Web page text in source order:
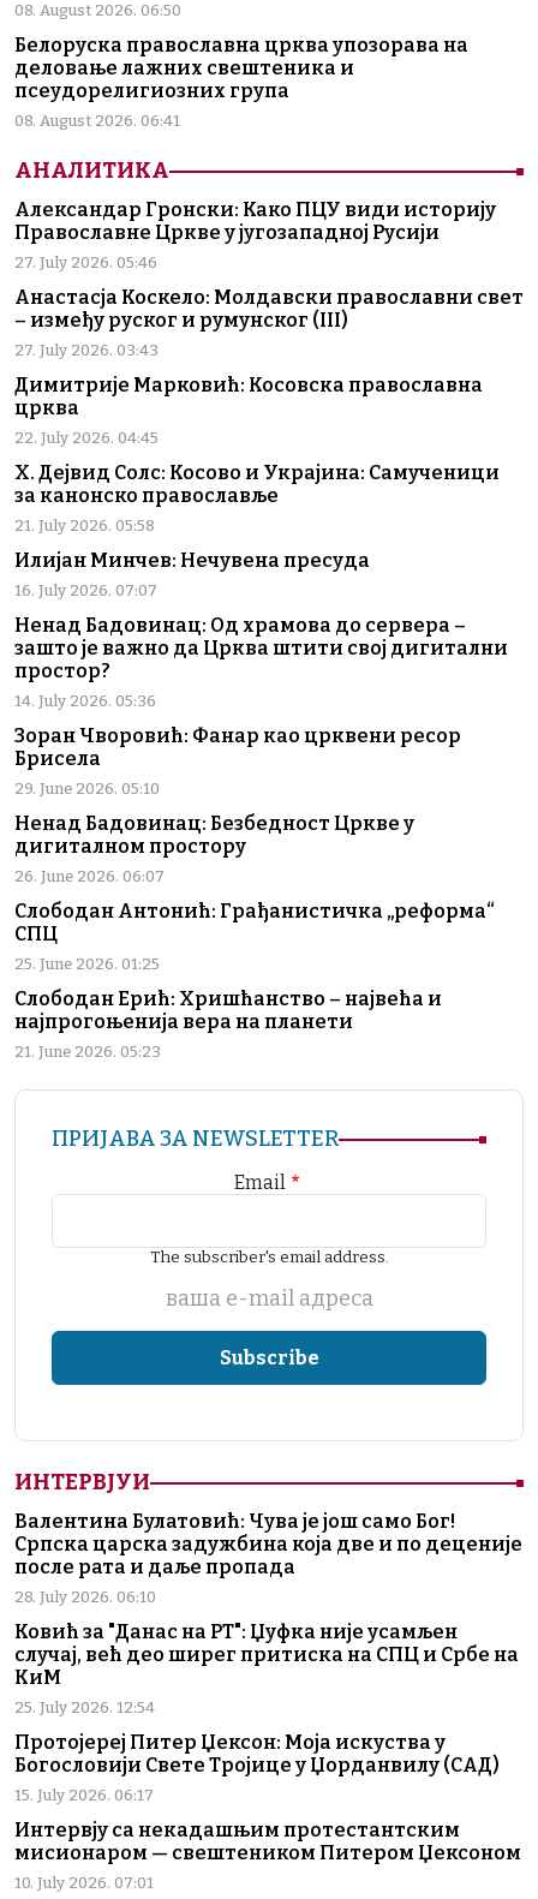
08. August 2026. 06:50
Белоруска православна црква упозорава на
деловање лажних свештеника и
псеудорелигиозних група
08. August 2026. 06:41
АНАЛИТИКА
Александар Гронски: Како ПЦУ види историју
Православне Цркве у југозападној Русији
27. July 2026. 05:46
Анастасја Коскело: Молдавски православни свет
– између руског и румунског (III)
27. July 2026. 03:43
Димитрије Марковић: Косовска православна
црква
22. July 2026. 04:45
Х. Дејвид Солс: Косово и Украјина: Самученици
за канонско православље
21. July 2026. 05:58
Илијан Минчев: Нечувена пресуда
16. July 2026. 07:07
Ненад Бадовинац: Од храмова до сервера –
зашто је важно да Црква штити свој дигитални
простор?
14. July 2026. 05:36
Зоран Чворовић: Фанар као црквени ресор
Брисела
29. June 2026. 05:10
Ненад Бадовинац: Безбедност Цркве у
дигиталном простору
26. June 2026. 06:07
Слободан Антонић: Грађанистичка „реформа“
СПЦ
25. June 2026. 01:25
Слободан Ерић: Хришћанство – највећа и
најпрогоњенија вера на планети
21. June 2026. 05:23
ПРИЈАВА ЗА NEWSLETTER
Email
The subscriber's email address.
ваша е-mail адреса
ИНТЕРВЈУИ
Валентина Булатовић: Чува је још само Бог!
Српска царска задужбина која две и по деценије
после рата и даље пропада
28. July 2026. 06:10
Ковић за "Данас на РТ": Џуфка није усамљен
случај, већ део ширег притиска на СПЦ и Србе на
КиМ
25. July 2026. 12:54
Протојереј Питер Џексон: Моја искуства у
Богословији Свете Тројице у Џорданвилу (САД)
15. July 2026. 06:17
Интервју са некадашњим протестантским
мисионаром — свештеником Питером Џексоном
10. July 2026. 07:01